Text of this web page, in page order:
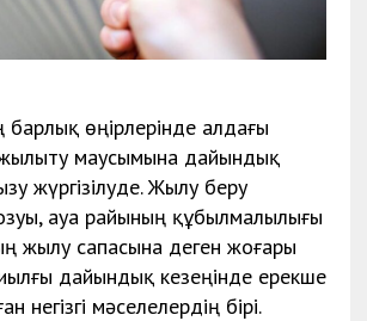
барлық өңірлерінде алдағы
маусымына дайындық
жүргізілуде. Жылу беру
ауа райының құбылмалылығы
жылу сапасына деген жоғары
дайындық кезеңінде ерекше
негізгі мәселелердің бірі.